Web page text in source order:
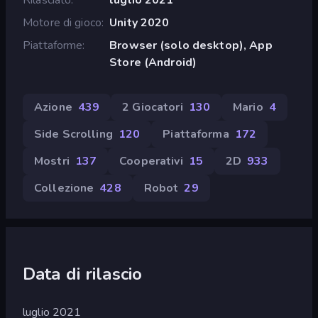
Motore di gioco Unity 2020
Piattaforme
Browser (solo desktop), App
Store (Android)
Azione 439 2 Giocatori 130 Mario 4
Side Scrolling 120 Piattaforma 172
Mostri 137 Cooperativi 15 2D 933
Collezione 428 Robot 29
Data di rilascio
luglio 2021